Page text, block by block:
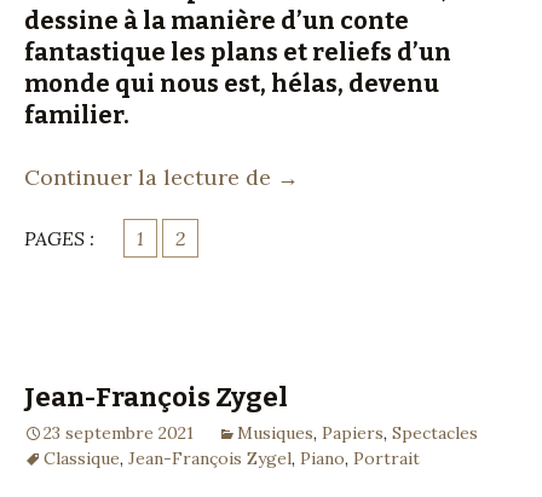
dessine à la manière d’un conte
fantastique les plans et reliefs d’un
monde qui nous est, hélas, devenu
familier.
Continuer la lecture de Un Beethoven pour
→
PAGES : 1 2
Jean-François Zygel
23 septembre 2021 Musiques, Papiers, Spectacles
Classique, Jean-François Zygel, Piano, Portrait